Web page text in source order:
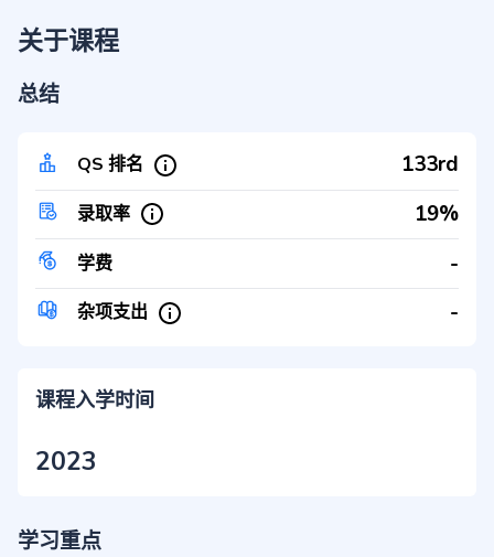
关于课程
总结
QS 排名 133rd
录取率 19%
学费 -
杂项支出 -
课程入学时间
2023
学习重点